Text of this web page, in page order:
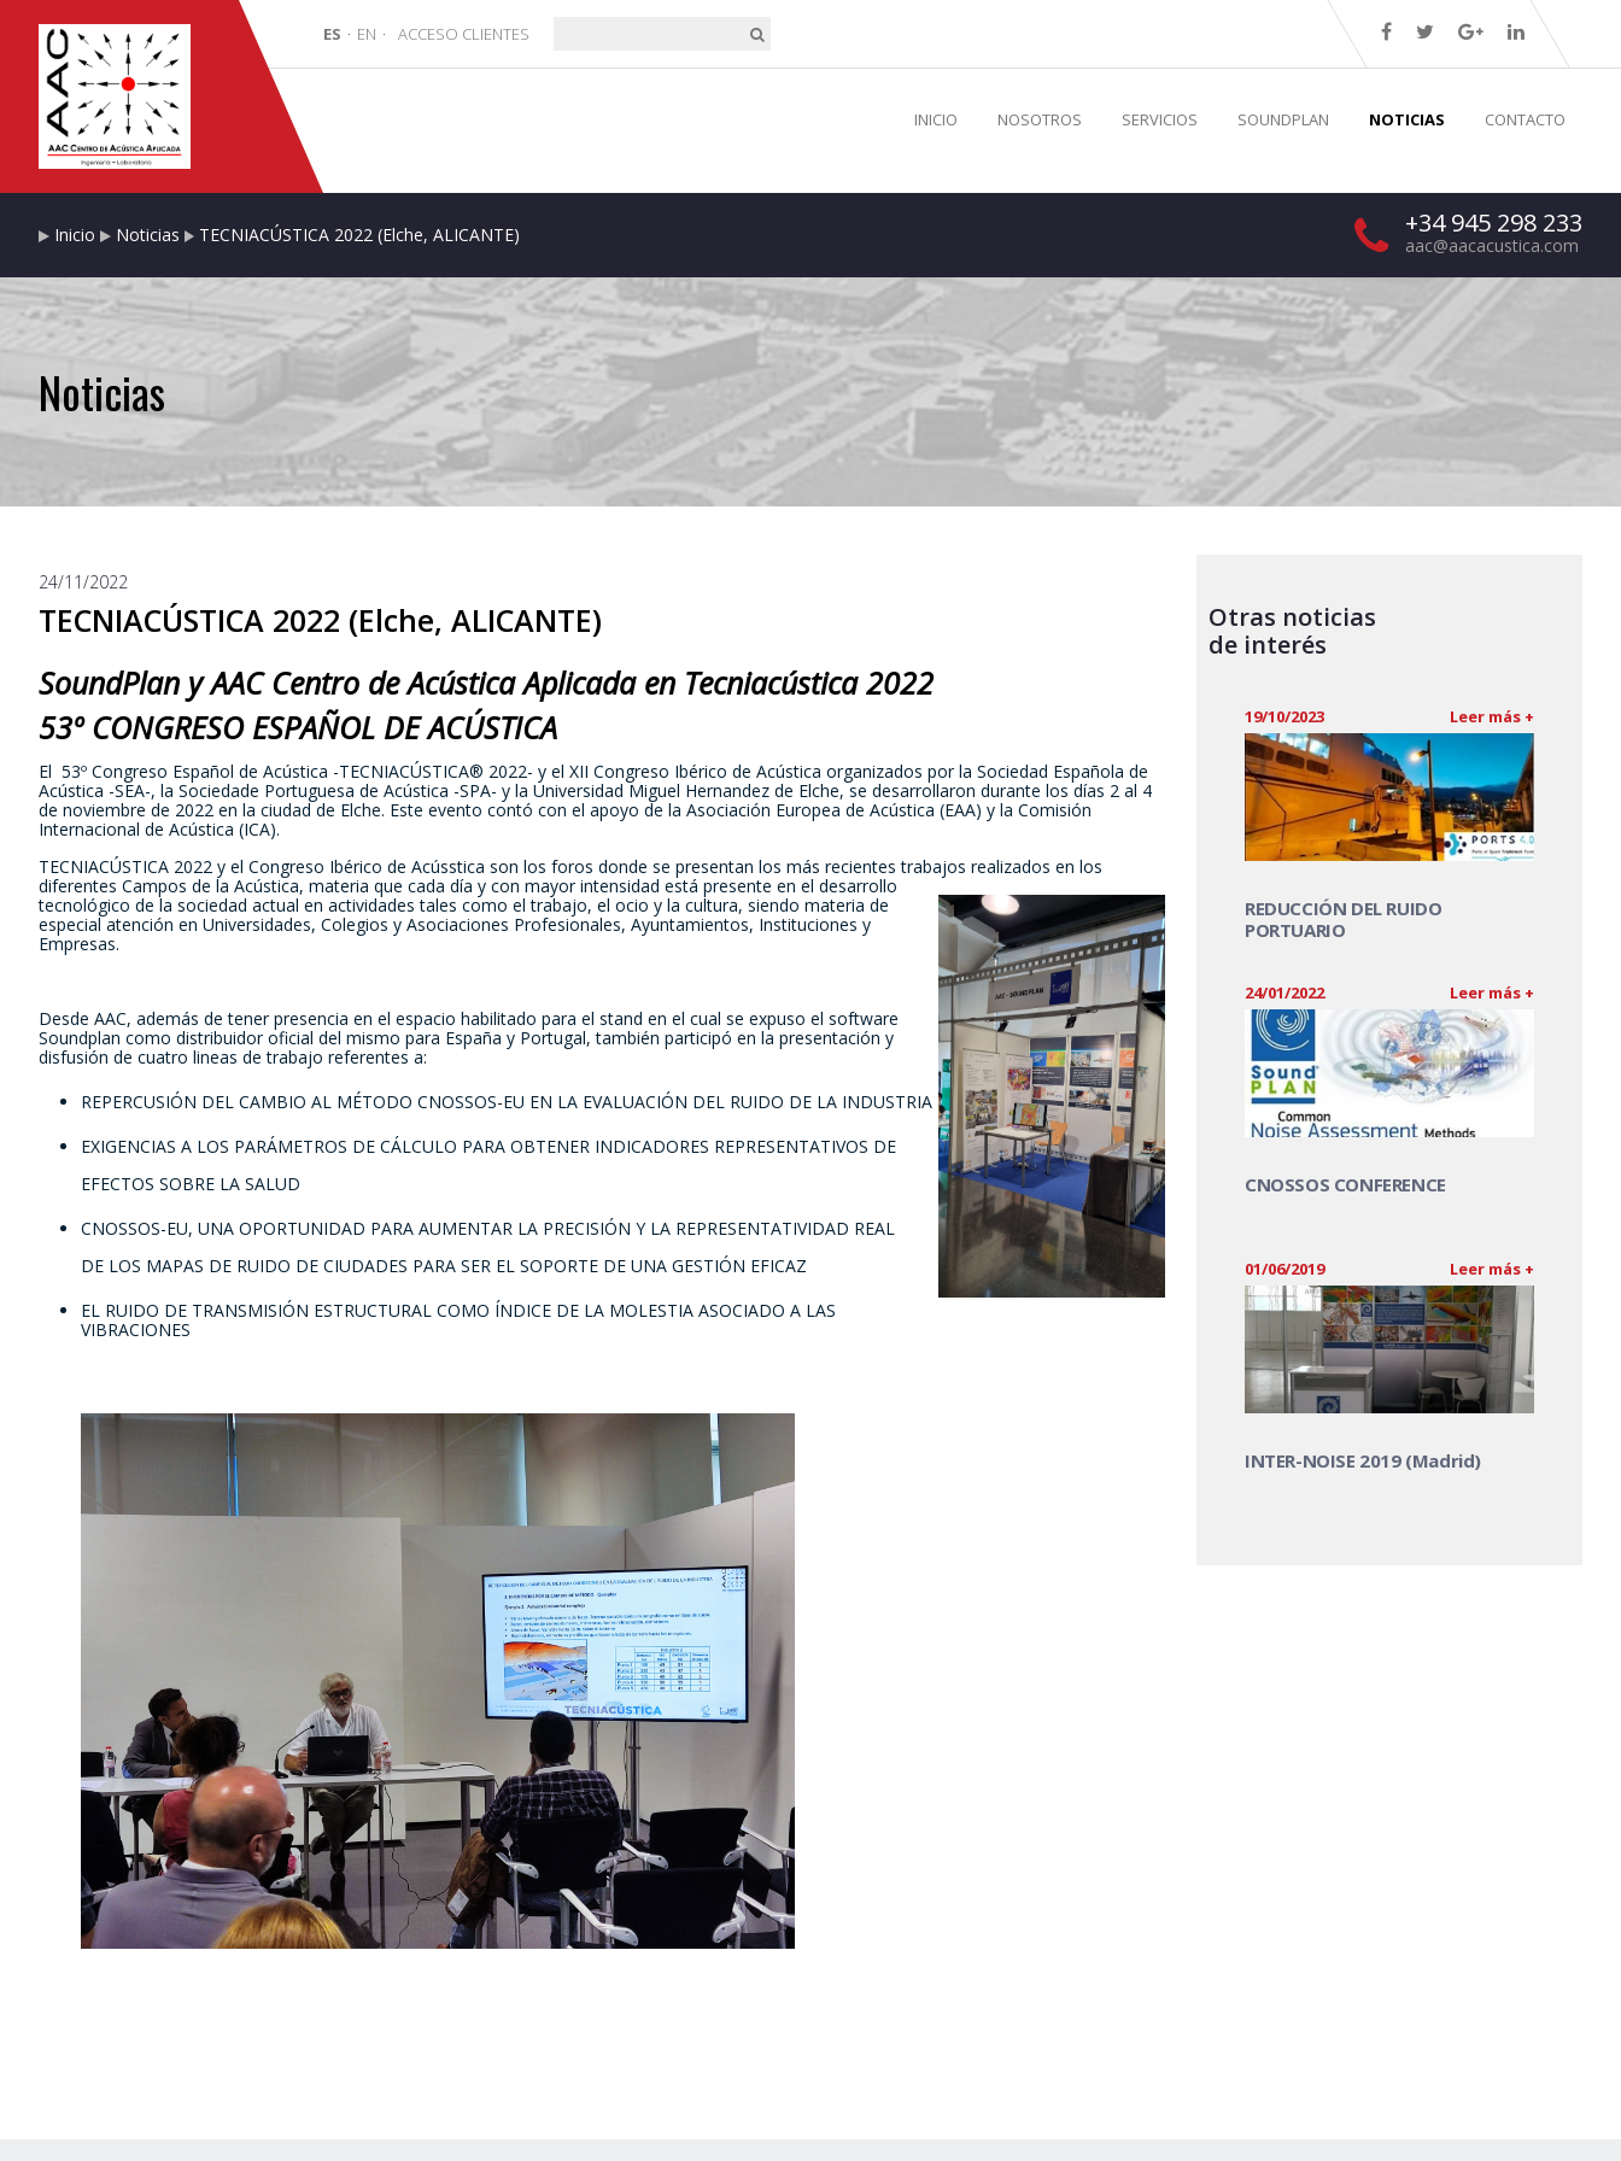
ES · EN · ACCESO CLIENTES
INICIO NOSOTROS SERVICIOS SOUNDPLAN NOTICIAS CONTACTO
Inicio Noticias TECNIACÚSTICA 2022 (Elche, ALICANTE) +34 945 298 233
aac@aacacustica.com
Noticias
Otras noticias
de interés
19/10/2023 Leer más +
REDUCCIÓN DEL RUIDO
PORTUARIO
24/01/2022 Leer más +
CNOSSOS CONFERENCE
01/06/2019 Leer más +
INTER-NOISE 2019 (Madrid)
24/11/2022
TECNIACÚSTICA 2022 (Elche, ALICANTE)
SoundPlan y AAC Centro de Acústica Aplicada en Tecniacústica 2022
53º CONGRESO ESPAÑOL DE ACÚSTICA
El 53º Congreso Español de Acústica -TECNIACÚSTICA® 2022- y el XII Congreso Ibérico de Acústica organizados por la Sociedad Española de
Acústica -SEA-, la Sociedade Portuguesa de Acústica -SPA- y la Universidad Miguel Hernandez de Elche, se desarrollaron durante los días 2 al 4
de noviembre de 2022 en la ciudad de Elche. Este evento contó con el apoyo de la Asociación Europea de Acústica (EAA) y la Comisión
Internacional de Acústica (ICA).
TECNIACÚSTICA 2022 y el Congreso Ibérico de Acússtica son los foros donde se presentan los más recientes trabajos realizados en los
diferentes Campos de la Acústica, materia que cada día y con mayor intensidad está presente en el desarrollo
tecnológico de la sociedad actual en actividades tales como el trabajo, el ocio y la cultura, siendo materia de
especial atención en Universidades, Colegios y Asociaciones Profesionales, Ayuntamientos, Instituciones y
Empresas.
Desde AAC, además de tener presencia en el espacio habilitado para el stand en el cual se expuso el software
Soundplan como distribuidor oficial del mismo para España y Portugal, también participó en la presentación y
disfusión de cuatro lineas de trabajo referentes a:
REPERCUSIÓN DEL CAMBIO AL MÉTODO CNOSSOS-EU EN LA EVALUACIÓN DEL RUIDO DE LA INDUSTRIA
EXIGENCIAS A LOS PARÁMETROS DE CÁLCULO PARA OBTENER INDICADORES REPRESENTATIVOS DE
EFECTOS SOBRE LA SALUD
CNOSSOS-EU, UNA OPORTUNIDAD PARA AUMENTAR LA PRECISIÓN Y LA REPRESENTATIVIDAD REAL
DE LOS MAPAS DE RUIDO DE CIUDADES PARA SER EL SOPORTE DE UNA GESTIÓN EFICAZ
EL RUIDO DE TRANSMISIÓN ESTRUCTURAL COMO ÍNDICE DE LA MOLESTIA ASOCIADO A LAS
VIBRACIONES